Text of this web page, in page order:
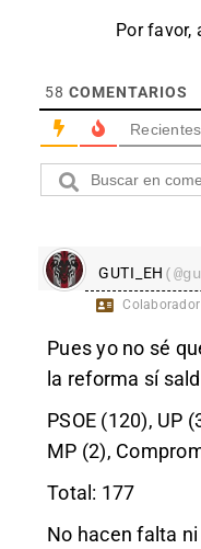
Por favor,
58 COMENTARIOS
Recientes
GUTI_EH
Pues yo no sé
la reforma sí
PSOE (120), UP
MP (2),
Total: 177
No hacen falta